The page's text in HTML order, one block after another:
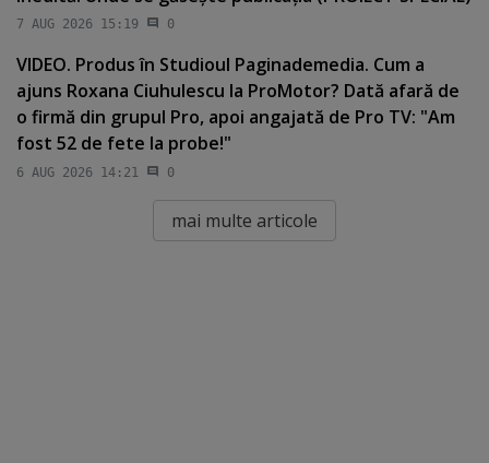
7 AUG 2026 15:19 0
VIDEO. Produs în Studioul Paginademedia. Cum a
ajuns Roxana Ciuhulescu la ProMotor? Dată afară de
o firmă din grupul Pro, apoi angajată de Pro TV: "Am
fost 52 de fete la probe!"
6 AUG 2026 14:21 0
mai multe articole